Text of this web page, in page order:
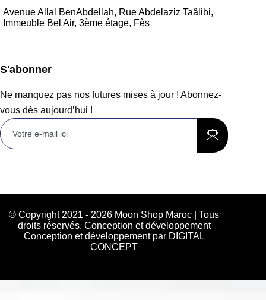
Avenue Allal BenAbdellah, Rue Abdelaziz Taâlibi,
Immeuble Bel Air, 3ème étage, Fès
S'abonner
Ne manquez pas nos futures mises à jour ! Abonnez-
vous dès aujourd’hui !
© Copyright 2021 - 2026 Moon Shop Maroc | Tous
droits réservés. Conception et développement
Conception et développement par DIGITAL
CONCEPT